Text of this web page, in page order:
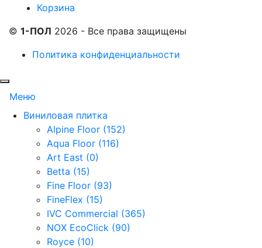
Корзина
© 1-ПОЛ 2026 - Все права защищены
Политика конфиденциальности
Меню
Виниловая плитка
Alpine Floor (152)
Aqua Floor (116)
Art East (0)
Betta (15)
Fine Floor (93)
FineFlex (15)
IVC Commercial (365)
NOX EcoClick (90)
Royce (10)